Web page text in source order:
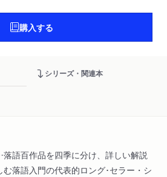
購入する
シリーズ・関連本
語百作品を四季に分け、詳しい解説
落語入門の代表的ロング･セラー・シ